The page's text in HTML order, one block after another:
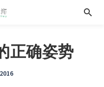
正确姿势